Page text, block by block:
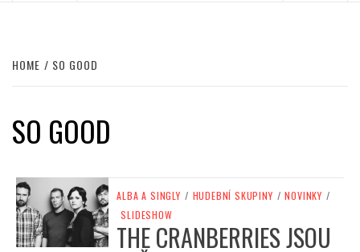
HOME SO GOOD
SO GOOD
ALBA A SINGLY / HUDEBNÍ SKUPINY / NOVINKY /
SLIDESHOW
THE CRANBERRIES JSOU